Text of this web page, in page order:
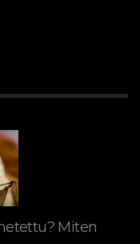
Miten